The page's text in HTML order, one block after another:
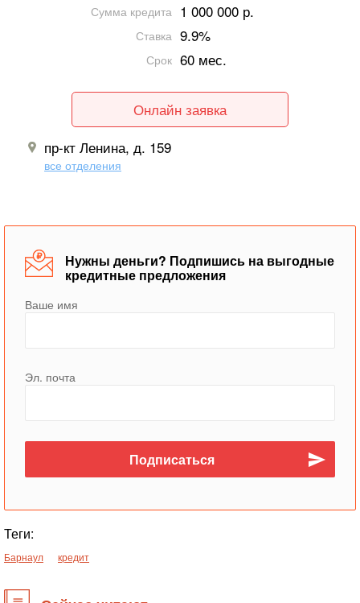
Сумма кредита 1 000 000 р.
Ставка 9.9%
Срок 60 мес.
Онлайн заявка
пр-кт Ленина, д. 159
все отделения
Нужны деньги? Подпишись на выгодные
кредитные предложения
Ваше имя
Эл. почта
Теги:
Барнаул кредит